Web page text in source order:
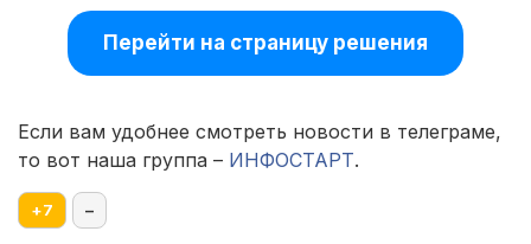
Перейти на страницу решения
Если вам удобнее смотреть новости в телеграме,
то вот наша группа – ИНФОСТАРТ.
+7 –